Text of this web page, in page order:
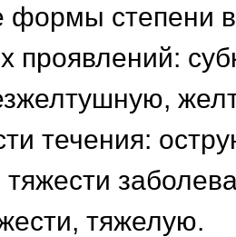
степени
проявлений:
течения:
тяжелую.